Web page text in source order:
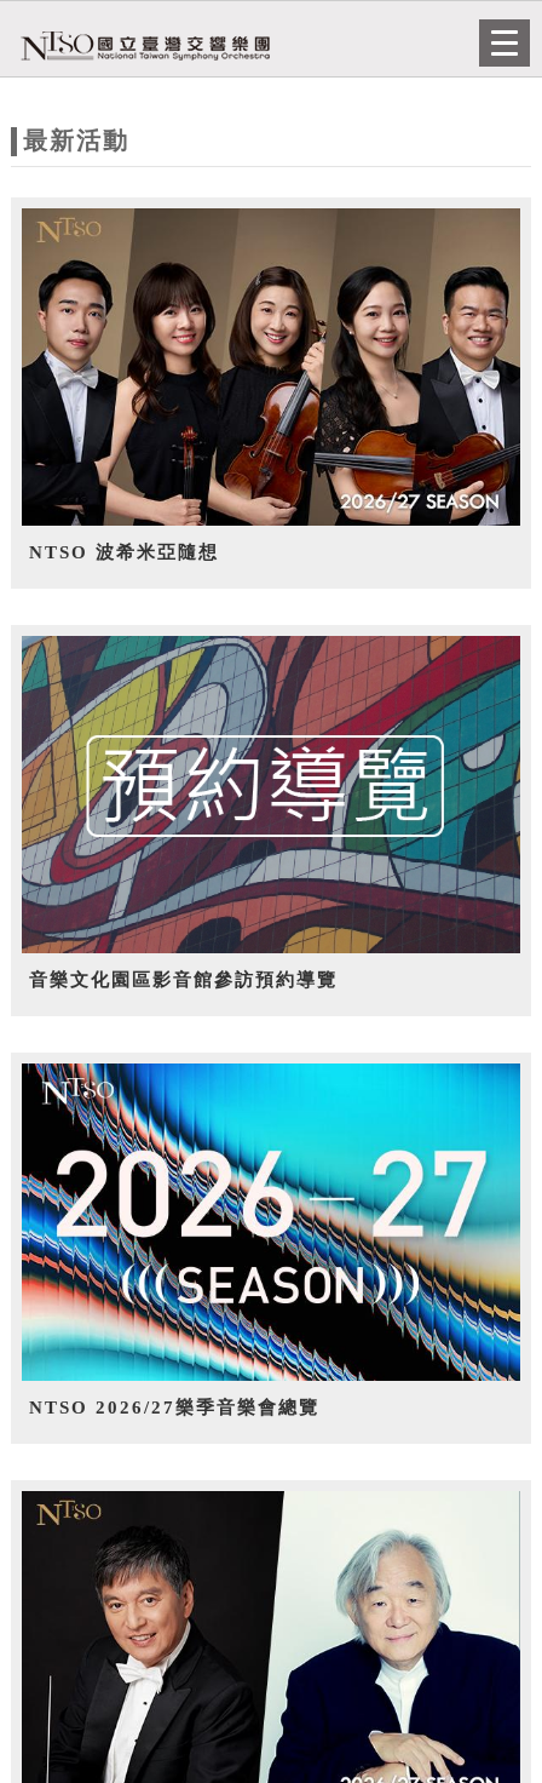
站
題
最新活動
NTSO 波希米亞隨想
音樂文化園區影音館參訪預約導覽
NTSO 2026/27樂季音樂會總覽